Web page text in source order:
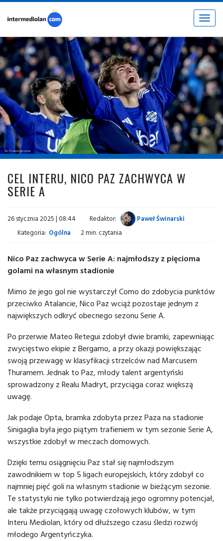
Toggle
fot. © comofootball.com
CEL INTERU, NICO PAZ ZACHWYCA W
SERIE A
26 stycznia 2025 | 08:44 Redaktor:
Paweł Świnarski
Kategoria: Ogólna 2 min. czytania
Nico Paz zachwyca w Serie A: najmłodszy z pięcioma
golami na własnym stadionie
Mimo że jego gol nie wystarczył Como do zdobycia punktów
przeciwko Atalancie, Nico Paz wciąż pozostaje jednym z
największych odkryć obecnego sezonu Serie A.
Po przerwie Mateo Retegui zdobył dwie bramki, zapewniając
zwycięstwo ekipie z Bergamo, a przy okazji powiększając
swoją przewagę w klasyfikacji strzelców nad Marcusem
Thuramem. Jednak to Paz, młody talent argentyński
sprowadzony z Realu Madryt, przyciąga coraz większą
uwagę.
Jak podaje Opta, bramka zdobyta przez Paza na stadionie
Sinigaglia była jego piątym trafieniem w tym sezonie Serie A,
wszystkie zdobył w meczach domowych.
Dzięki temu osiągnięciu Paz stał się najmłodszym
zawodnikiem w top 5 ligach europejskich, który zdobył co
najmniej pięć goli na własnym stadionie w bieżącym sezonie.
Te statystyki nie tylko potwierdzają jego ogromny potencjał,
ale także przyciągają uwagę czołowych klubów, w tym
Interu Mediolan, który od dłuższego czasu śledzi rozwój
młodego Argentyńczyka.